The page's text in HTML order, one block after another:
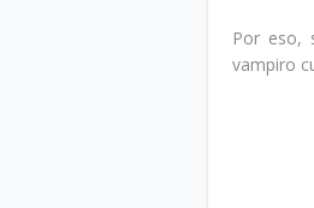
Por eso,
vampiro